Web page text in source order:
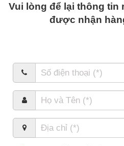
Vui lòng để lại thông tin
được nhận